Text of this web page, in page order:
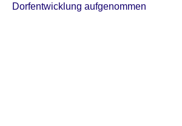
Dorfentwicklung aufgenommen